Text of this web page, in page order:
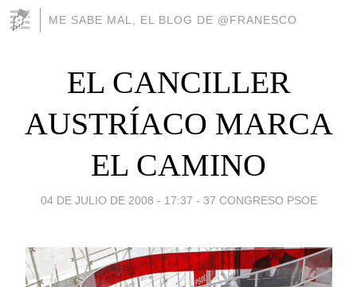
ME SABE MAL, EL BLOG DE @FRANESCO
EL CANCILLER
AUSTRÍACO MARCA
EL CAMINO
04 DE JULIO DE 2008 - 17:37 - 37 CONGRESO PSOE